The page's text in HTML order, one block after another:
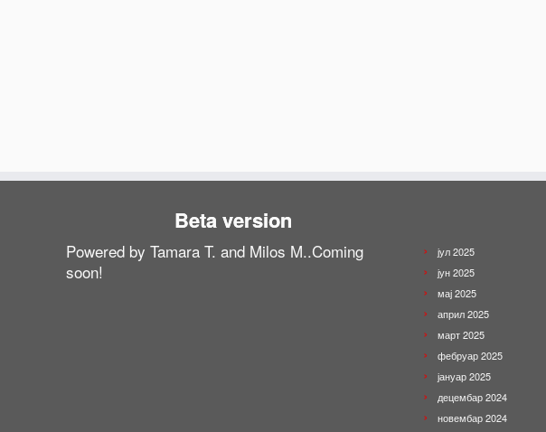
Beta version
Powered by Tamara T. and Milos M..Coming
soon!
јул 2025
јун 2025
мај 2025
април 2025
март 2025
фебруар 2025
јануар 2025
децембар 2024
новембар 2024